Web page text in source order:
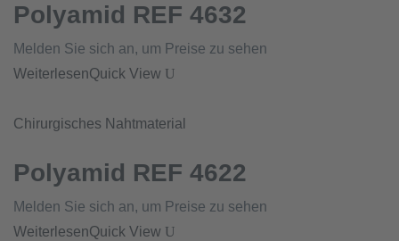
Polyamid REF 4632
Melden Sie sich an, um Preise zu sehen
WeiterlesenQuick View
Chirurgisches Nahtmaterial
Polyamid REF 4622
Melden Sie sich an, um Preise zu sehen
WeiterlesenQuick View